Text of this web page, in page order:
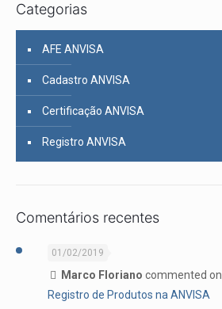
Categorias
AFE ANVISA
Cadastro ANVISA
Certificação ANVISA
Registro ANVISA
Comentários recentes
01/02/2019
Marco Floriano commented on
Registro de Produtos na ANVISA